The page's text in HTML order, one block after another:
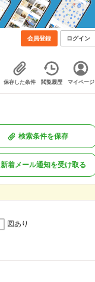
会員登録 ログイン
保存した条件 閲覧履歴 マイページ
検索条件を保存
新着メール通知を受け取る
図あり